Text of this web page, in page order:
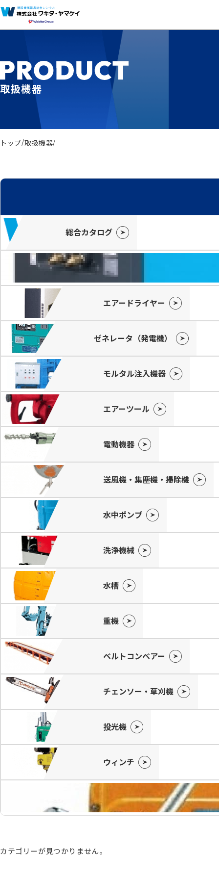
取扱機器
トップ 取扱機器
総合カタログ
エアードライヤー
ゼネレータ（発電機）
モルタル注入機器
エアーツール
電動機器
送風機・集塵機・掃除機
水中ポンプ
洗浄機械
水槽
重機
ベルトコンベアー
チェンソー・草刈機
投光機
ウィンチ
カテゴリーが見つかりません。